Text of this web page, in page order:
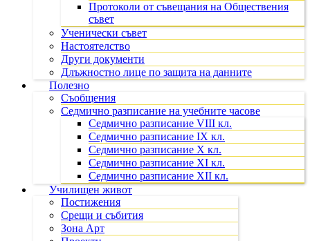
Протоколи от съвещания на Обществения
съвет
Ученически съвет
Настоятелство
Други документи
Длъжностно лице по защита на данните
Полезно
Съобщения
Седмично разписание на учебните часове
Седмично разписание VIII кл.
Седмично разписание IX кл.
Седмично разписание X кл.
Седмично разписание XI кл.
Седмично разписание XII кл.
Училищен живот
Постижения
Срещи и събития
Зона Арт